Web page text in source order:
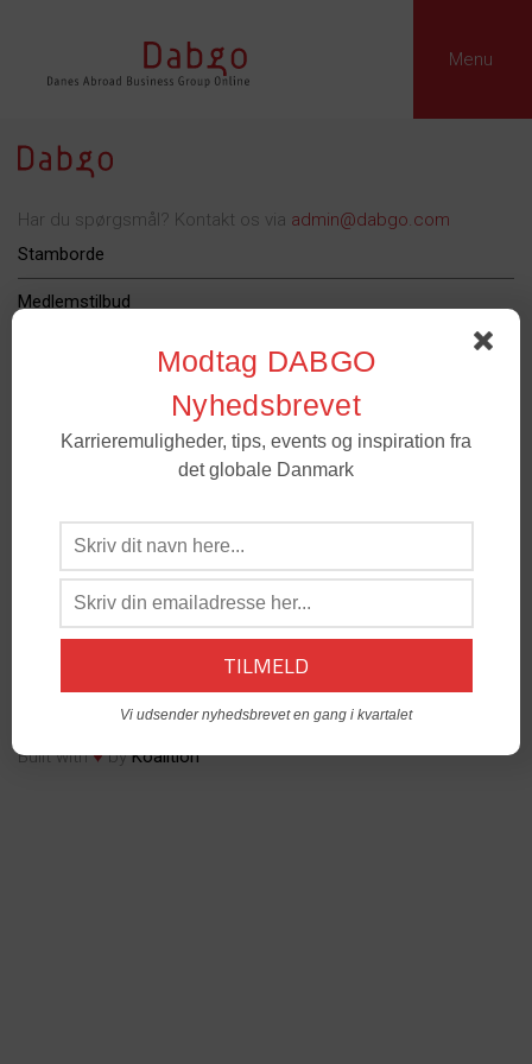
Menu
Har du spørgsmål? Kontakt os via admin@dabgo.com
Stamborde
Medlemstilbud
Dabgo Erhvervspris
Om Dabgo
Medlemmer- For spørgsmål til medlemskab og grupper. Email
admin@dabgo.com
Kontakt:
© Copyright DABGO 2025
Built with♥byKoalition
Modtag DABGO
Nyhedsbrevet
Karrieremuligheder, tips, events og inspiration fra
det globale Danmark
Vi udsender nyhedsbrevet en gang i kvartalet